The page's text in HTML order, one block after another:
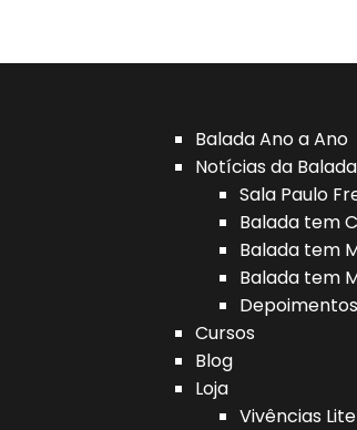
Balada Ano a Ano
Notícias da Balada
Sala Paulo
Balada tem
Balada tem
Balada tem
Depoimentos
Cursos
Blog
Loja
Vivências